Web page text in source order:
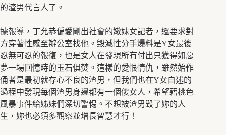
的渣男代言人了。
據報導，丁允恭偏愛剛出社會的嫩妹女記者，還要求對
方穿著性感至辦公室找他。毀滅性分手爆料是Y女最後
忍無可忍的報復，也是女人在發現所有付出只獲得如惡
夢一場回憶時的玉石俱焚。這樣的愛恨情仇，雖然始作
俑者是最初就存心不良的渣男，但我們也在Y女自述的
過程中發現每個渣男身邊都有一個傻女人，希望藉桃色
風暴事件給姊妹們深切警惕。不想被渣男毀了妳的人
生，妳也必須多觀察並增長智慧才行！